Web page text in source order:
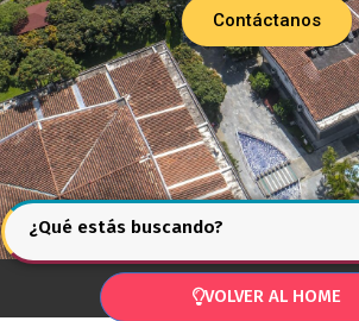
Contáctanos
¿Qué estás buscando?
VOLVER AL HOME